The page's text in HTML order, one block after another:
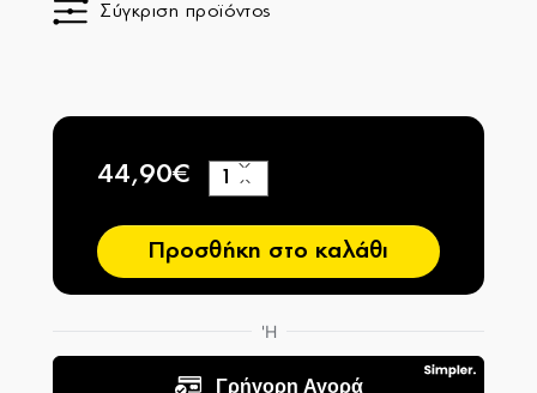
Σύγκριση προϊόντος
44,90€
−
+
Προσθήκη στο καλάθι